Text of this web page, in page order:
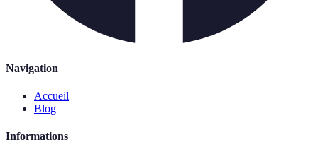
Navigation
Accueil
Blog
Informations